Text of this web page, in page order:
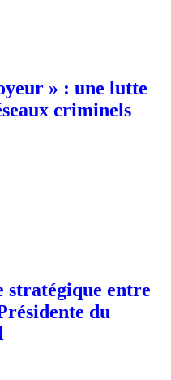
» : une lutte
criminels
stratégique entre
du